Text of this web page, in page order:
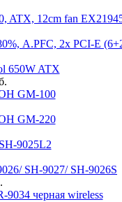
ATX, 12cm fan
A.PFC, 2x PCI-E
650W ATX
GM-100
GM-220
9025L2
SH-9027/ SH-9026S
черная wireless